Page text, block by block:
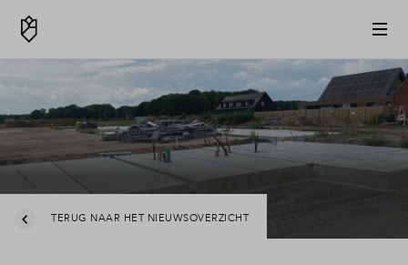
TERUG NAAR HET NIEUWSOVERZICHT